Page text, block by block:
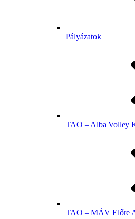
Pályázatok
TAO – Alba Volley
TAO – MÁV Előre